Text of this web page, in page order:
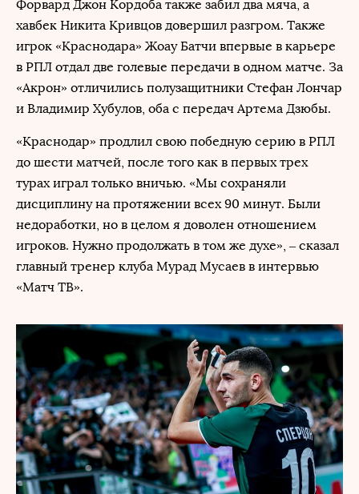
Форвард Джон Кордоба также забил два мяча, а
хавбек Никита Кривцов довершил разгром. Также
игрок «Краснодара» Жоау Батчи впервые в карьере
в РПЛ отдал две голевые передачи в одном матче. За
«Акрон» отличились полузащитники Стефан Лончар
и Владимир Хубулов, оба с передач Артема Дзюбы.
«Краснодар» продлил свою победную серию в РПЛ
до шести матчей, после того как в первых трех
турах играл только вничью. «Мы сохраняли
дисциплину на протяжении всех 90 минут. Были
недоработки, но в целом я доволен отношением
игроков. Нужно продолжать в том же духе», – сказал
главный тренер клуба Мурад Мусаев в интервью
«Матч ТВ».